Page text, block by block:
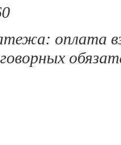
оплата